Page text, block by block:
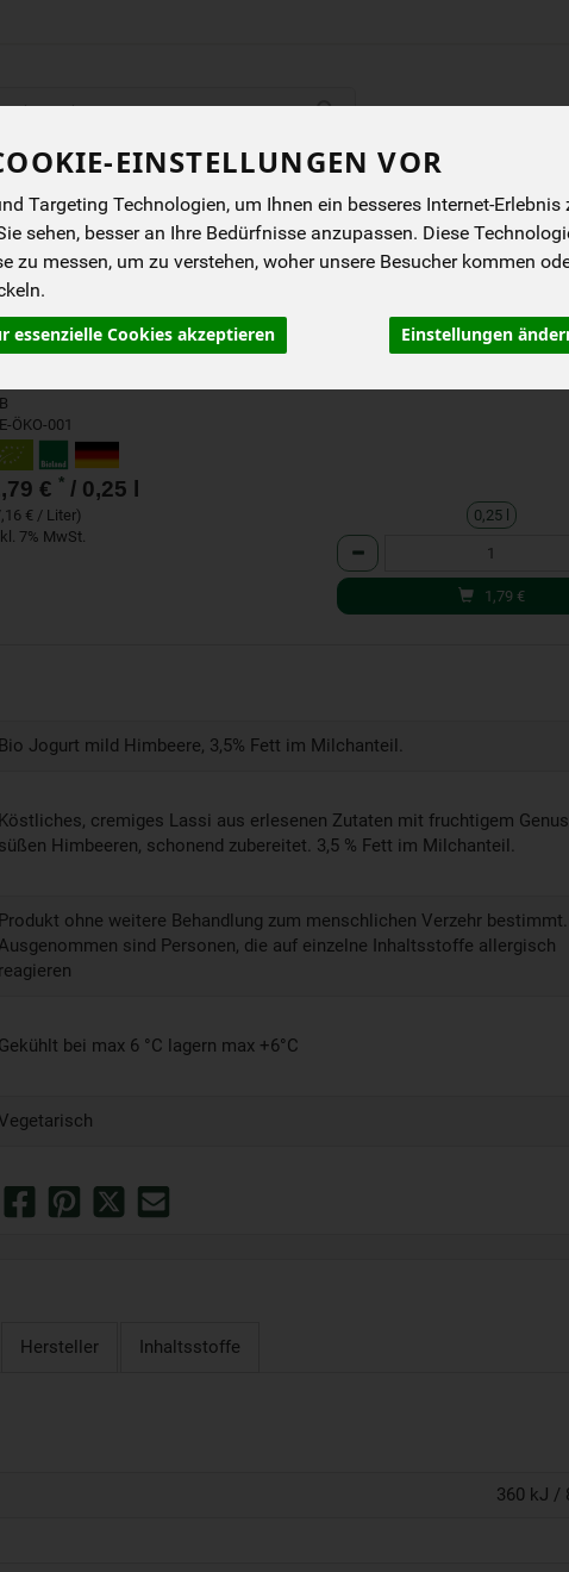
EINSTELLUNGEN VOR
Targeting Technologien, um Ihnen ein besseres Internet-Erlebnis
sehen, besser an Ihre Bedürfnisse anzupassen. Diese
zu messen, um zu verstehen, woher unsere Besucher kommen
essenzielle Cookies akzeptieren Einstellungen
ANGEBOTE NEUES INSPIRATION
HIMBEERE 3,5 % 250 G
ÖKO-001
€ * / 0,25 l
€ / Liter)
7% MwSt.
0,25 l
Anzahl
1,79 €
Bio Jogurt mild Himbeere, 3,5% Fett im Milchanteil.
Köstliches, cremiges Lassi aus erlesenen Zutaten mit fruchtigem
süßen Himbeeren, schonend zubereitet. 3,5 % Fett im Milchanteil.
Produkt ohne weitere Behandlung zum menschlichen Verzehr bestimmt.
sind Personen, die auf einzelne Inhaltsstoffe allergisch
reagieren
Gekühlt bei max 6 °C lagern max +6°C
Hersteller Inhaltsstoffe
360 kJ /